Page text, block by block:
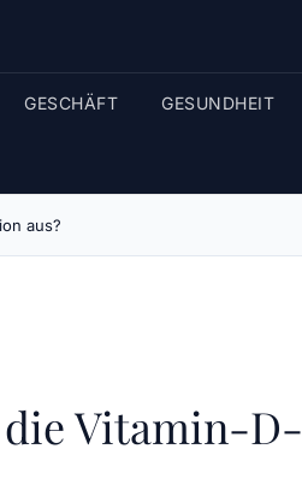
GESCHÄFT GESUNDHEIT
aus?
Vitamin-